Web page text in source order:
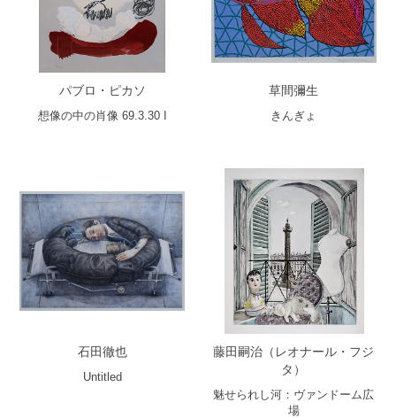
パブロ・ピカソ
想像の中の肖像 69.3.30 I
草間彌生
きんぎょ
石田徹也
Untitled
藤田嗣治（レオナール・フジ
タ）
魅せられし河：ヴァンドーム広
場